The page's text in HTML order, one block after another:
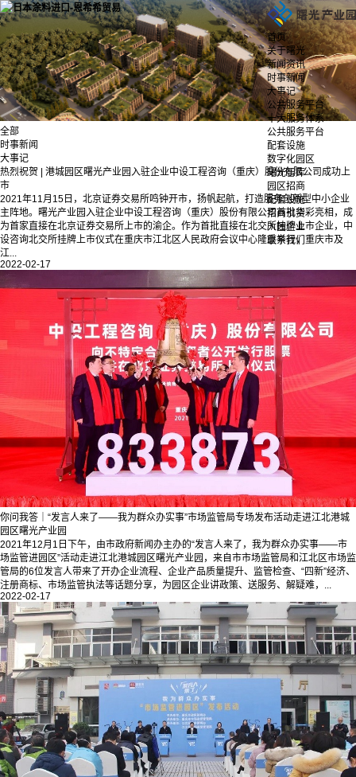
首页
关于曙光
新闻资讯
时事新闻
大事记
公共服务平台
十大服务体系
公共服务平台
配套设施
数字化园区
曙光智库
园区招商
配套设施
招商引资
入园企业
联系我们
全部
时事新闻
大事记
热烈祝贺 | 港城园区曙光产业园入驻企业中设工程咨询（重庆）股份有限公司成功上
市
2021年11月15日，北京证券交易所鸣钟开市，扬帆起航，打造服务创新型中小企业
主阵地。曙光产业园入驻企业中设工程咨询（重庆）股份有限公司首批华彩亮相，成
为首家直接在北京证券交易所上市的渝企。作为首批直接在北交所挂牌上市企业，中
设咨询北交所挂牌上市仪式在重庆市江北区人民政府会议中心隆重举行，重庆市及
江...
2022-02-17
你问我答｜“发言人来了——我为群众办实事”市场监管局专场发布活动走进江北港城
园区曙光产业园
2021年12月1日下午，由市政府新闻办主办的“发言人来了，我为群众办实事——市
场监管进园区”活动走进江北港城园区曙光产业园，来自市市场监管局和江北区市场监
管局的6位发言人带来了开办企业流程、企业产品质量提升、监管检查、“四新”经济、
注册商标、市场监管执法等话题分享，为园区企业讲政策、送服务、解疑难，...
2022-02-17